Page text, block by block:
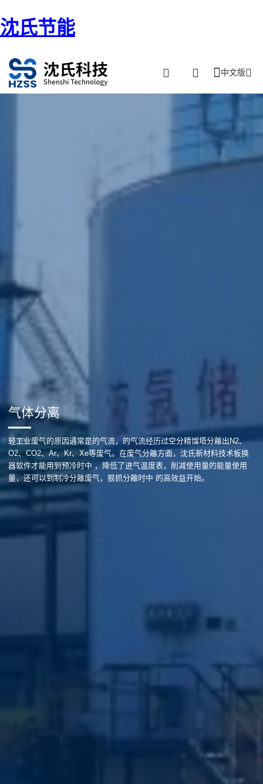
沈氏节能
中文版
气体分离
轻工业废气的原因通常是的气流，的气流经历过空分精馏塔分離出N2、
O2、CO2、Ar、Kr、Xe等废气。在废气分離方面，沈氏新材料技术板换
器软件才能用到预冷时中 ，降低了进气温度表，削减使用量的能量使用
量，还可以到制冷分離废气，狠抓分離时中 的高效益开始。